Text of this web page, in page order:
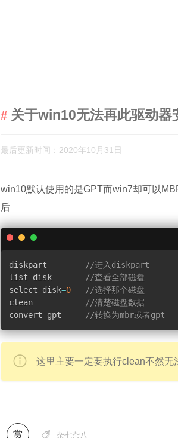
关于win10无法再此驱动器
最后更新时间：2020年10月31日
win10默认使用的是GPT而win7却可以
后
diskpart
//进入diskpart
list disk
//查看全部磁盘
select disk=0
//选择那个磁盘
clean
//清楚磁盘数据
convert gpt
//转换为mbr或者gpt
这里主要一定要执行clean不然无
赏  杂七杂八